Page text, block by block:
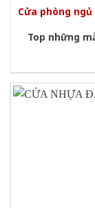
Cửa phòng
Top những